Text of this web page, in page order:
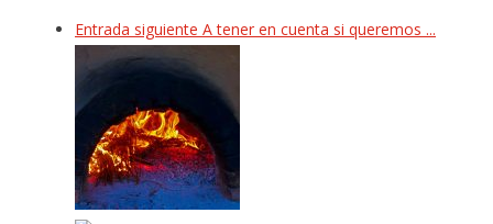
Entrada siguiente A tener en cuenta si queremos ...